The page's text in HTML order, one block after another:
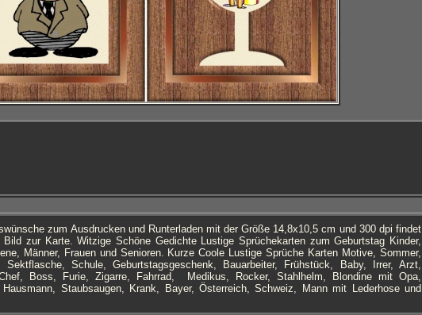
zum Ausdrucken und Runterladen mit der Größe 14,8x10,5 cm und 300 dpi findet
zur Karte. Witzige Schöne Gedichte Lustige Sprüchekarten zum Geburtstag Kinder,
Männer, Frauen und Senioren. Kurze Coole Lustige Sprüche Karten Motive, Sommer,
Sektflasche, Schule, Geburtstagsgeschenk, Bauarbeiter, Frühstück, Baby, Irrer, Arzt,
Boss, Furie, Zigarre, Fahrrad, Medikus, Rocker, Stahlhelm, Blondine mit Opa,
Staubsaugen, Krank, Bayer, Österreich, Schweiz, Mann mit Lederhose und